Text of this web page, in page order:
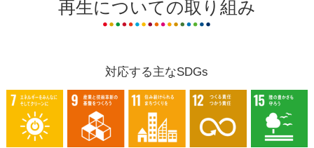
再生についての取り組み
対応する主なSDGs